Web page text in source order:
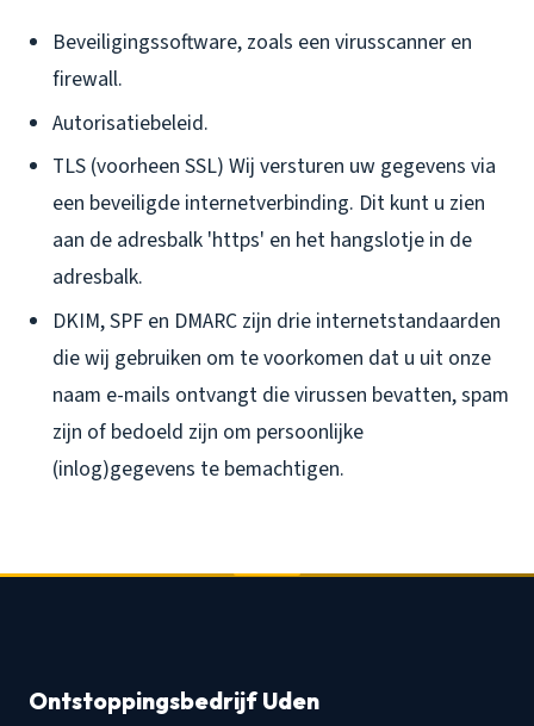
Beveiligingssoftware, zoals een virusscanner en
firewall.
Autorisatiebeleid.
TLS (voorheen SSL) Wij versturen uw gegevens via
een beveiligde internetverbinding. Dit kunt u zien
aan de adresbalk 'https' en het hangslotje in de
adresbalk.
DKIM, SPF en DMARC zijn drie internetstandaarden
die wij gebruiken om te voorkomen dat u uit onze
naam e-mails ontvangt die virussen bevatten, spam
zijn of bedoeld zijn om persoonlijke
(inlog)gegevens te bemachtigen.
Ontstoppingsbedrijf Uden